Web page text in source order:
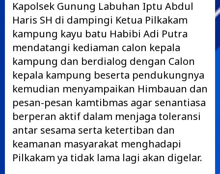
Kapolsek Gunung Labuhan Iptu Abdul
Haris SH di dampingi Ketua Pilkakam
kampung kayu batu Habibi Adi Putra
mendatangi kediaman calon kepala
kampung dan berdialog dengan Calon
kepala kampung beserta pendukungnya
kemudian menyampaikan Himbauan dan
pesan-pesan kamtibmas agar senantiasa
berperan aktif dalam menjaga toleransi
antar sesama serta ketertiban dan
keamanan masyarakat menghadapi
Pilkakam ya tidak lama lagi akan digelar.